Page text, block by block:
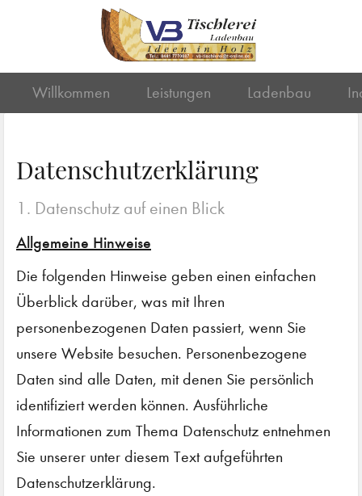
Willkommen Leistungen Ladenbau
Datenschutzerklärung
1. Datenschutz auf einen Blick
Allgemeine Hinweise
Die folgenden Hinweise geben einen einfachen
Überblick darüber, was mit Ihren
personenbezogenen Daten passiert, wenn Sie
unsere Website besuchen. Personenbezogene
Daten sind alle Daten, mit denen Sie persönlich
identifiziert werden können. Ausführliche
Informationen zum Thema Datenschutz entnehmen
Sie unserer unter diesem Text aufgeführten
Datenschutzerklärung.